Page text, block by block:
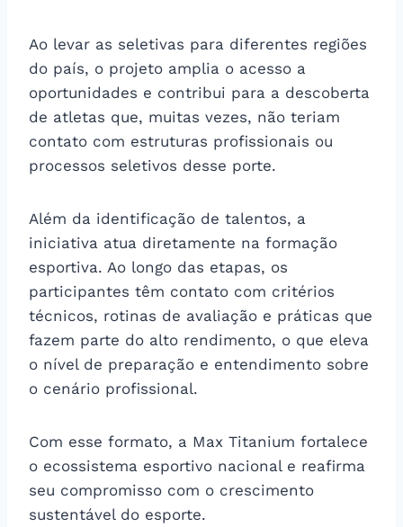
Ao levar as seletivas para diferentes regiões
do país, o projeto amplia o acesso a
oportunidades e contribui para a descoberta
de atletas que, muitas vezes, não teriam
contato com estruturas profissionais ou
processos seletivos desse porte.
Além da identificação de talentos, a
iniciativa atua diretamente na formação
esportiva. Ao longo das etapas, os
participantes têm contato com critérios
técnicos, rotinas de avaliação e práticas que
fazem parte do alto rendimento, o que eleva
o nível de preparação e entendimento sobre
o cenário profissional.
Com esse formato, a Max Titanium fortalece
o ecossistema esportivo nacional e reafirma
seu compromisso com o crescimento
sustentável do esporte.